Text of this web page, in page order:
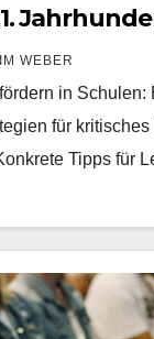
WEBER
in Schulen:
für
Tipps für